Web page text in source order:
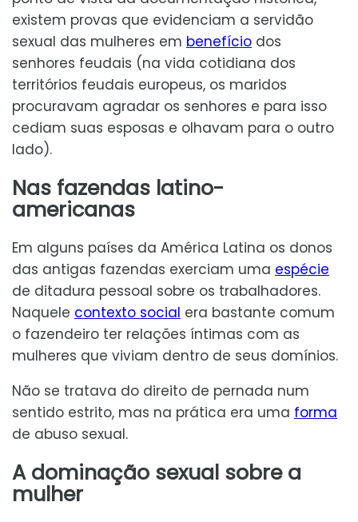
existem provas que evidenciam a servidão
sexual das mulheres em benefício dos
senhores feudais (na vida cotidiana dos
territórios feudais europeus, os maridos
procuravam agradar os senhores e para isso
cediam suas esposas e olhavam para o outro
lado).
Nas fazendas latino-
americanas
Em alguns países da América Latina os donos
das antigas fazendas exerciam uma espécie
de ditadura pessoal sobre os trabalhadores.
Naquele contexto social era bastante comum
o fazendeiro ter relações íntimas com as
mulheres que viviam dentro de seus domínios.
Não se tratava do direito de pernada num
sentido estrito, mas na prática era uma forma
de abuso sexual.
A dominação sexual sobre a
mulher